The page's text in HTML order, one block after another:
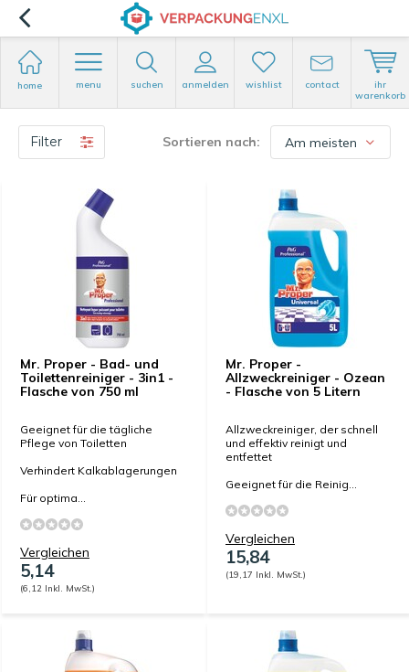
home menu suchen anmelden wishlist contact
ihr
warenkorb
Filter Sortieren nach:
Mr. Proper - Bad- und
Toilettenreiniger - 3in1 -
Flasche von 750 ml
Geeignet für die tägliche
Pflege von Toiletten
Verhindert Kalkablagerungen
Für optima...
Vergleichen
5,14
(6,12 Inkl. MwSt.)
Mr. Proper -
Allzweckreiniger - Ozean
- Flasche von 5 Litern
Allzweckreiniger, der schnell
und effektiv reinigt und
entfettet
Geeignet für die Reinig...
Vergleichen
15,84
(19,17 Inkl. MwSt.)